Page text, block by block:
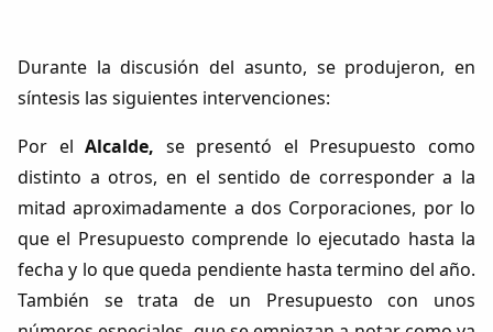
Durante la discusión del asunto, se produjeron, en
síntesis las siguientes intervenciones:
Por elAlcalde, se presentó el Presupuesto como
distinto a otros, en el sentido de corresponder a la
mitad aproximadamente a dos Corporaciones, por lo
que el Presupuesto comprende lo ejecutado hasta la
fecha y lo que queda pendiente hasta termino del año.
También se trata de un Presupuesto con unos